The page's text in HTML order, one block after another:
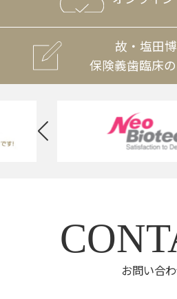
故・塩田
保険義歯臨床
お問い合